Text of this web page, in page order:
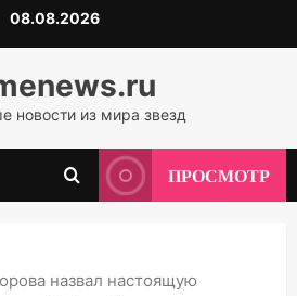
08.08.2026
новости из мира звезд
ПРОСМОТР
назвал настоящую